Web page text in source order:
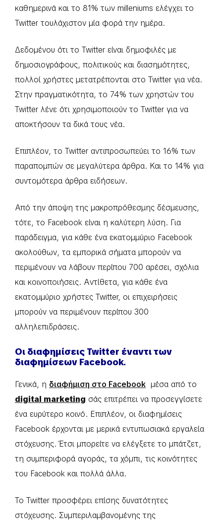
καθημερινά και το 81% των milleniums ελέγχει το
Twitter τουλάχιστον μία φορά την ημέρα.
Δεδομένου ότι το Twitter είναι δημοφιλές με
δημοσιογράφους, πολιτικούς και διασημότητες,
πολλοί χρήστες μετατρέπονται στο Twitter για νέα.
Στην πραγματικότητα, το 74% των χρηστών του
Twitter λένε ότι χρησιμοποιούν το Twitter για να
αποκτήσουν τα δικά τους νέα.
Επιπλέον, το Twitter αντιπροσωπεύει το 16% των
παραπομπών σε μεγαλύτερα άρθρα. Και το 14% για
συντομότερα άρθρα ειδήσεων.
Από την άποψη της μακροπρόθεσμης δέσμευσης,
τότε, το Facebook είναι η καλύτερη λύση. Για
παράδειγμα, για κάθε ένα εκατομμύριο Facebook
ακολούθων, τα εμπορικά σήματα μπορούν να
περιμένουν να λάβουν περίπου 700 αρέσει, σχόλια
και κοινοποιήσεις. Αντίθετα, για κάθε ένα
εκατομμύριο χρήστες Twitter, οι επιχειρήσεις
μπορούν να περιμένουν περίπου 300
αλληλεπιδράσεις.
Οι διαφημίσεις Twitter έναντι των
διαφημίσεων Facebook.
Γενικά, η διαφήμιση στο Facebook μέσα από το
digital marketing σάς επιτρέπει να προσεγγίσετε
ένα ευρύτερο κοινό. Επιπλέον, οι διαφημίσεις
Facebook έρχονται με μερικά εντυπωσιακά εργαλεία
στόχευσης. Έτσι μπορείτε να ελέγξετε το μπάτζετ,
τη συμπεριφορά αγοράς, τα χόμπι, τις κοινότητες
του Facebook και πολλά άλλα.
Το Twitter προσφέρει επίσης δυνατότητες
στόχευσης. Συμπεριλαμβανομένης της